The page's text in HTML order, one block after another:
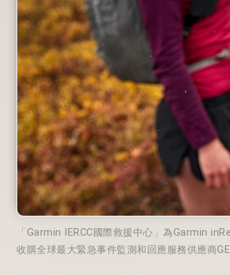
「Garmin IERCC國際救援中心」為Garmin
收購全球最大緊急事件監測和回應服務供應商